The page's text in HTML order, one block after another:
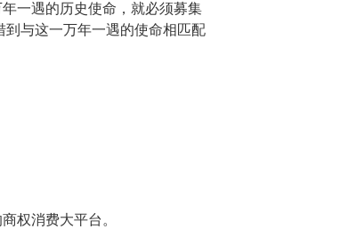
一遇的历史使命，就必须募集
与这一万年一遇的使命相匹配
权消费大平台。